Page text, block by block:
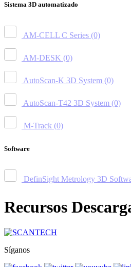
Sistema 3D automatizado
AM-CELL C Series (0)
AM-DESK (0)
AutoScan-K 3D System (0)
AutoScan-T42 3D System (0)
M-Track (0)
Software
DefinSight Metrology 3D
Recursos
Síganos